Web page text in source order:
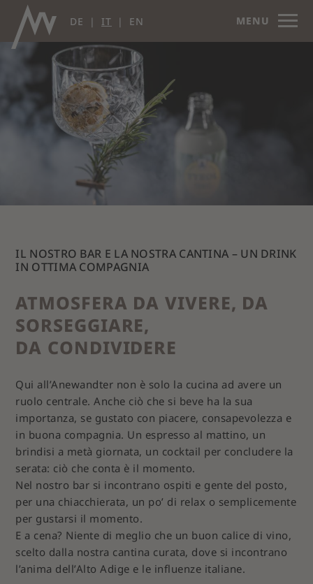
MENU
DE IT EN
IL NOSTRO BAR E LA NOSTRA CANTINA – UN DRINK
IN OTTIMA COMPAGNIA
ATMOSFERA DA VIVERE, DA
SORSEGGIARE,
DA CONDIVIDERE
Qui all’Anewandter non è solo la cucina ad avere un
ruolo centrale. Anche ciò che si beve ha la sua
importanza, se gustato con piacere, consapevolezza e
in buona compagnia. Un espresso al mattino, un
brindisi a metà giornata, un cocktail per concludere la
serata: ciò che conta è il momento.
Nel nostro bar si incontrano ospiti e gente del posto,
per una chiacchierata, un po’ di relax o semplicemente
per gustarsi il momento.
E a cena? Niente di meglio che un buon calice di vino,
scelto dalla nostra cantina curata, dove si incontrano
l’anima dell’Alto Adige e le influenze italiane.